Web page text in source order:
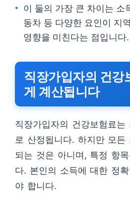
이 둘의 가장 큰 차이는 소
동차 등 다양한 요인이 지
영향을 미친다는 점입니다.
직장가입자의 건강
게 계산됩니다
직장가입자의 건강보험료는
로 산정됩니다. 하지만 모든
되는 것은 아니며, 특정 항
다. 본인의 소득에 대한 정
야 합니다.